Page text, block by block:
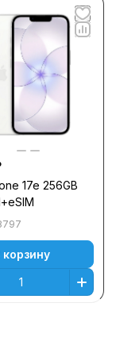
17e 256GB
корзину